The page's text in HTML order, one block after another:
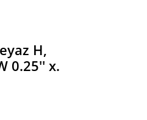
H,
0.25'' x.